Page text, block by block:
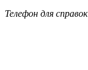
Телефон для